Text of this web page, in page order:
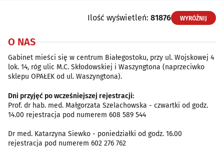
Ilość wyświetleń: 81876 WYRÓŻNIJ
O NAS
Gabinet mieści się w centrum Białegostoku, przy ul. Wojskowej 4
lok. 14, róg ulic M.C. Skłodowskiej i Waszyngtona (naprzeciwko
sklepu OPAŁEK od ul. Waszyngtona).
Dni przyjęć po wcześniejszej rejestracji:
Prof. dr hab. med. Małgorzata Szelachowska - czwartki od godz.
14.00 rejestracja pod numerem 608 589 544
Dr med. Katarzyna Siewko - poniedziałki od godz. 16.00
rejestracja pod numerem 602 276 762